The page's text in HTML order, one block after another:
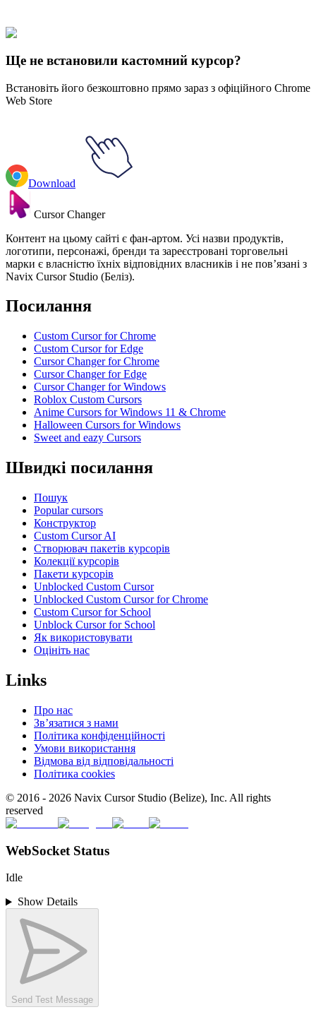
Explore All Collections
Ще не встановили кастомний курсор?
Встановіть його безкоштовно прямо зараз з офіційного Chrome
Web Store
Download
Cursor Changer
Контент на цьому сайті є фан-артом. Усі назви продуктів,
логотипи, персонажі, бренди та зареєстровані торговельні
марки є власністю їхніх відповідних власників і не пов’язані з
Navix Cursor Studio (Беліз).
Посилання
Custom Cursor for Chrome
Custom Cursor for Edge
Cursor Changer for Chrome
Cursor Changer for Edge
Cursor Changer for Windows
Roblox Custom Cursors
Anime Cursors for Windows 11 & Chrome
Halloween Cursors for Windows
Sweet and eazy Cursors
Швидкі посилання
Пошук
Popular cursors
Конструктор
Custom Cursor AI
Створювач пакетів курсорів
Колекції курсорів
Пакети курсорів
Unblocked Custom Cursor
Unblocked Custom Cursor for Chrome
Custom Cursor for School
Unblock Cursor for School
Як використовувати
Оцініть нас
Links
Про нас
Зв’язатися з нами
Політика конфіденційності
Умови використання
Відмова від відповідальності
Політика cookies
© 2016 - 2026 Navix Cursor Studio (Belize), Inc. All rights
reserved
WebSocket Status
Idle
Show Details
Send Test Message